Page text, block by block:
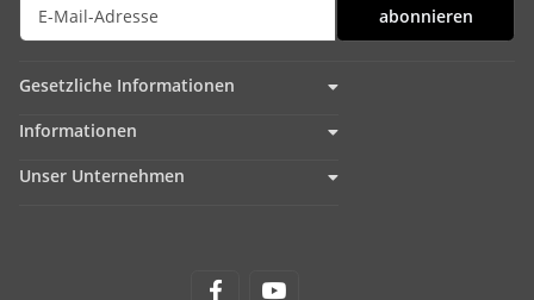
abonnieren
Gesetzliche Informationen
Informationen
Unser Unternehmen